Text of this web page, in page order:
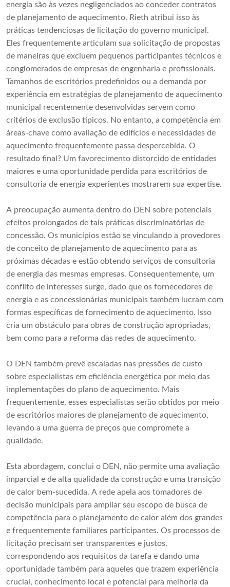
energia são às vezes negligenciados ao conceder contratos
de planejamento de aquecimento. Rieth atribui isso às
práticas tendenciosas de licitação do governo municipal.
Eles frequentemente articulam sua solicitação de propostas
de maneiras que excluem pequenos participantes técnicos e
conglomerados de empresas de engenharia e profissionais.
Tamanhos de escritórios predefinidos ou a demanda por
experiência em estratégias de planejamento de aquecimento
municipal recentemente desenvolvidas servem como
critérios de exclusão típicos. No entanto, a competência em
áreas-chave como avaliação de edifícios e necessidades de
aquecimento frequentemente passa despercebida. O
resultado final? Um favorecimento distorcido de entidades
maiores e uma oportunidade perdida para escritórios de
consultoria de energia experientes mostrarem sua expertise.
A preocupação aumenta dentro do DEN sobre potenciais
efeitos prolongados de tais práticas discriminatórias de
concessão. Os municípios estão se vinculando a provedores
de conceito de planejamento de aquecimento para as
próximas décadas e estão obtendo serviços de consultoria
de energia das mesmas empresas. Consequentemente, um
conflito de interesses surge, dado que os fornecedores de
energia e as concessionárias municipais também lucram com
formas específicas de fornecimento de aquecimento. Isso
cria um obstáculo para obras de construção apropriadas,
bem como para a reforma das redes de aquecimento.
O DEN também prevê escaladas nas pressões de custo
sobre especialistas em eficiência energética por meio das
implementações do plano de aquecimento. Mais
frequentemente, esses especialistas serão obtidos por meio
de escritórios maiores de planejamento de aquecimento,
levando a uma guerra de preços que compromete a
qualidade.
Esta abordagem, conclui o DEN, não permite uma avaliação
imparcial e de alta qualidade da construção e uma transição
de calor bem-sucedida. A rede apela aos tomadores de
decisão municipais para ampliar seu escopo de busca de
competência para o planejamento de calor além dos grandes
e frequentemente familiares participantes. Os processos de
licitação precisam ser transparentes e justos,
correspondendo aos requisitos da tarefa e dando uma
oportunidade também para aqueles que trazem experiência
crucial, conhecimento local e potencial para melhoria da